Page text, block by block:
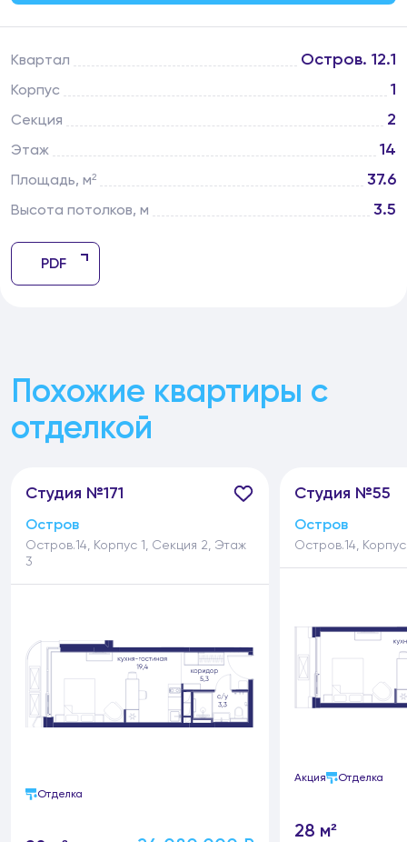
Квартал Остров. 12.1
Корпус 1
Секция 2
Этаж 14
Площадь, м² 37.6
Высота потолков, м 3.5
PDF
Похожие квартиры с
отделкой
Студия №171
Остров
Остров.14, Корпус 1, Секция 2, Этаж
3
Отделка
Студия №55
Остров
Остров.14,
Акция Отделка
28 м²